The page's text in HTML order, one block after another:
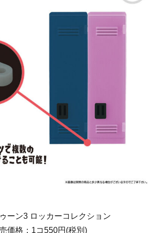
ーン3 ロッカーコレクション
価格：1コ550円(税別)